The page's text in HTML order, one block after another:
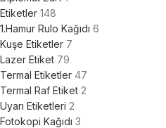
Etiketler 148
1.Hamur Rulo Kağıdı 6
Kuşe Etiketler 7
Lazer Etiket 79
Termal Etiketler 47
Termal Raf Etiket 2
Uyarı Etiketleri 2
Fotokopi Kağıdı 3